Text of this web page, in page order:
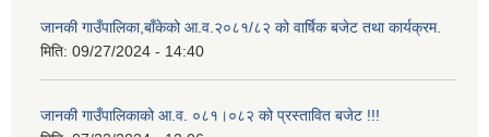
जानकी गाउँपालिका,बाँकेको आ.व.२०८१/८२ को वार्षिक बजेट तथा कार्यक्रम.
मिति: 09/27/2024 - 14:40
जानकी गाउँपालिकाको आ.व. ०८१।०८२ को प्रस्तावित बजेट !!!